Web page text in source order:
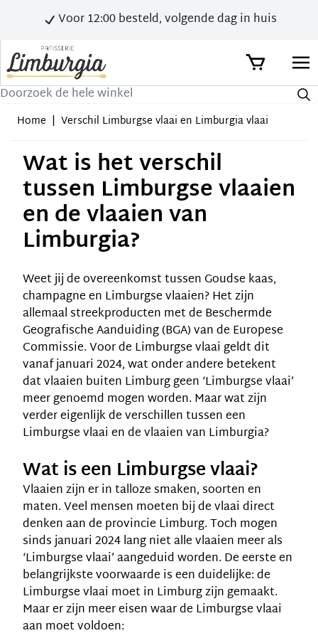
Voor 12:00 besteld, volgende dag in huis
Zoek
Home | Verschil Limburgse vlaai en Limburgia vlaai
Wat is het verschil
tussen Limburgse vlaaien
en de vlaaien van
Limburgia?
Weet jij de overeenkomst tussen Goudse kaas,
champagne en Limburgse vlaaien? Het zijn
allemaal streekproducten met de Beschermde
Geografische Aanduiding (BGA) van de Europese
Commissie. Voor de Limburgse vlaai geldt dit
vanaf januari 2024, wat onder andere betekent
dat vlaaien buiten Limburg geen ‘Limburgse vlaai’
meer genoemd mogen worden. Maar wat zijn
verder eigenlijk de verschillen tussen een
Limburgse vlaai en de vlaaien van Limburgia?
Wat is een Limburgse vlaai?
Vlaaien zijn er in talloze smaken, soorten en
maten. Veel mensen moeten bij de vlaai direct
denken aan de provincie Limburg. Toch mogen
sinds januari 2024 lang niet allevlaaien meer als
‘Limburgse vlaai’ aangeduid worden. De eerste en
belangrijkste voorwaarde is een duidelijke: de
Limburgse vlaai moet in Limburg zijn gemaakt.
Maar er zijn meer eisen waar de Limburgse vlaai
aan moet voldoen: